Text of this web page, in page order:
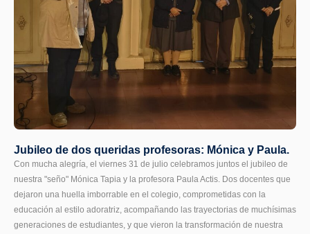
Jubileo de dos queridas profesoras: Mónica y Paula.
Con mucha alegría, el viernes 31 de julio celebramos juntos el jubileo de
nuestra "seño" Mónica Tapia y la profesora Paula Actis. Dos docentes que
dejaron una huella imborrable en el colegio, comprometidas con la
educación al estilo adoratriz, acompañando las trayectorias de muchísimas
generaciones de estudiantes, y que vieron la transformación de nuestra